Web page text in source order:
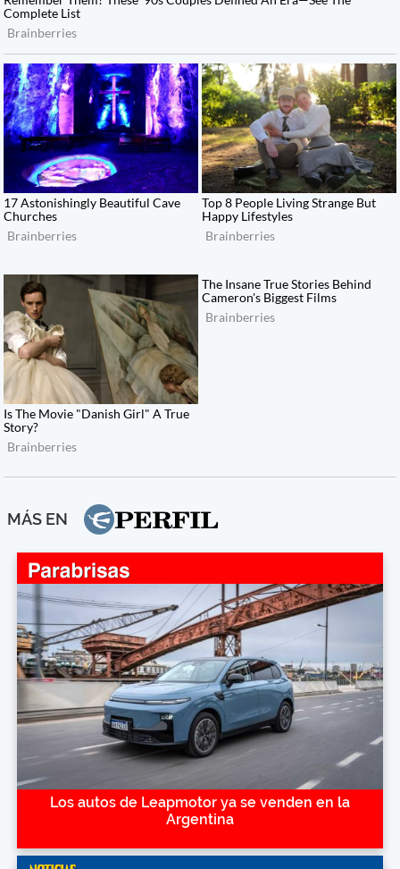
MÁS EN
Los autos de Leapmotor ya se venden en la
Argentina